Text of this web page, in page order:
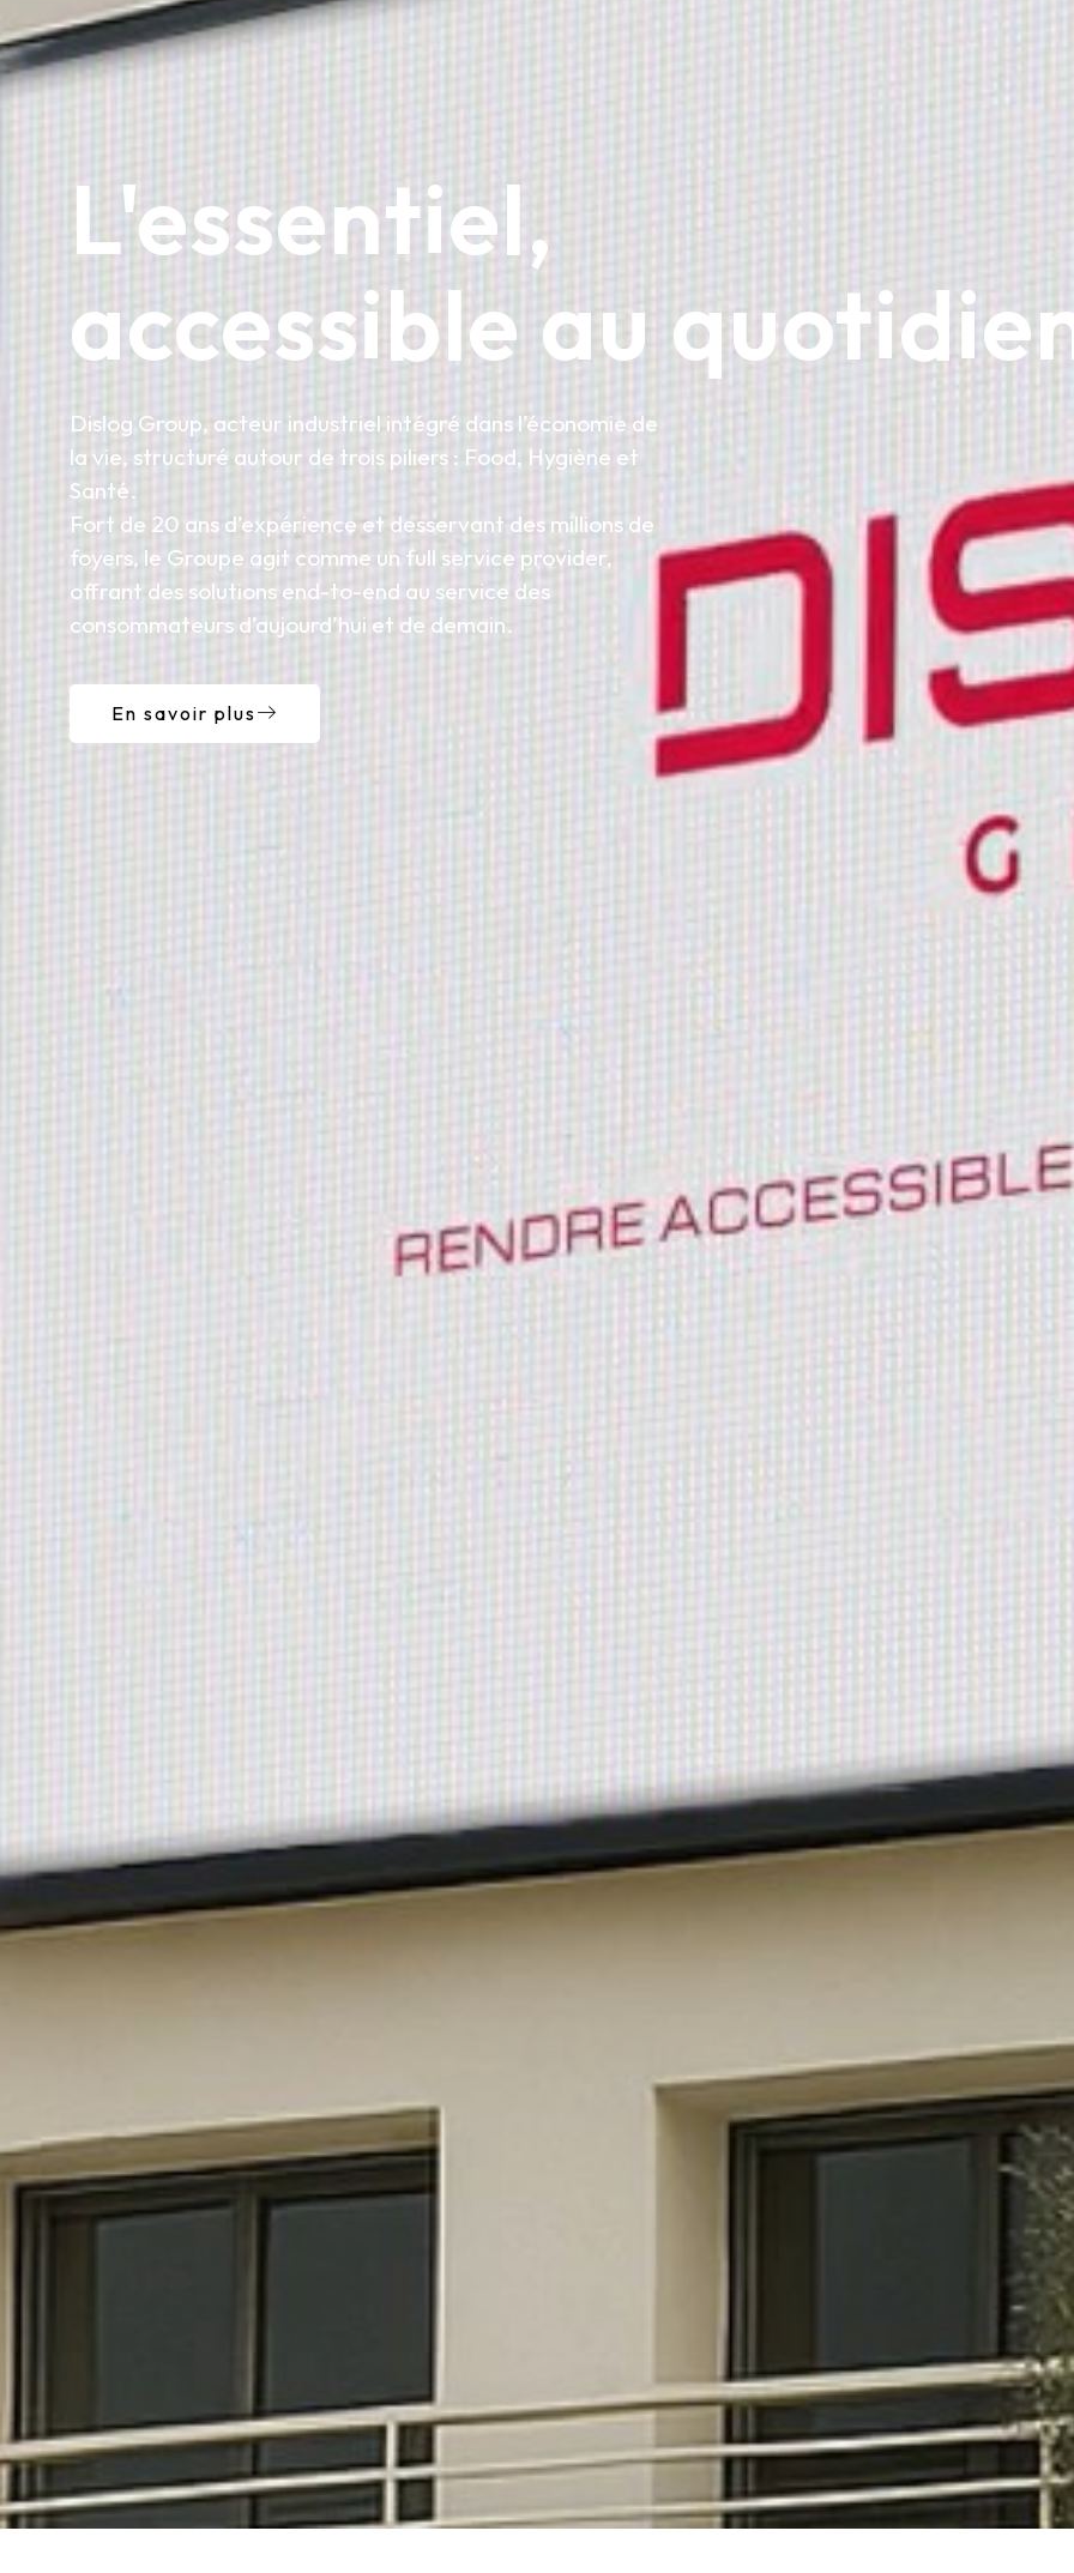
L'essentiel,
accessible au
Dislog Group, acteur industriel intégré dans l’économie de
la vie, structuré autour de trois piliers : Food, Hygiène et
Santé.
Fort de 20 ans d’expérience et desservant des millions de
foyers, le Groupe agit comme un full service provider,
offrant des solutions end-to-end au service des
consommateurs d’aujourd’hui et de demain.
En savoir plus